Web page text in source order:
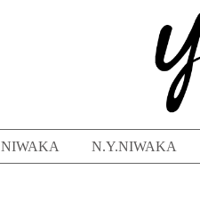
NIWAKA N.Y.NIWAKA